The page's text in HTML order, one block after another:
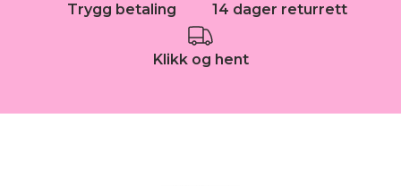
Trygg betaling 14 dager returrett
Klikk og hent